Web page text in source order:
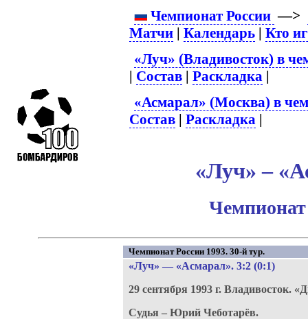
Чемпионат России —>
Матчи |Календарь |Кто
«Луч» (Владивосток) в
| Состав |Раскладка |
«Асмарал» (Москва) в
Состав |Раскладка |
«Луч» –
Чемпионат
Чемпионат России 1993. 30-й тур.
«Луч» — «Асмарал». 3:2 (0:1)
29 сентября 1993 г. Владивосток.
Судья – Юрий Чеботарёв.